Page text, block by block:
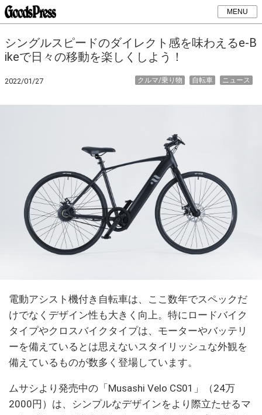
MENU
シングルスピードのダイレクト感を味わえるe-B
ikeで日々の移動を楽しくしよう！
2022/01/27 ニュース
自転車
クルマ/乗り物
電動アシスト機付き自転車は、ここ数年でスペックだ
けでなくデザイン性も大きく向上。特にロードバイク
タイプやクロスバイクタイプは、モーターやバッテリ
ーを備えているとは思えないスタイリッシュな外観を
備えているものが数多く登場しています。
ムサシより発売中の「Musashi Velo CS01」（24万
2000円）は、シンプルなデザインをより際立たせるマ